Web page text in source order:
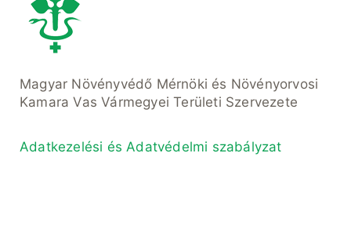
Magyar Növényvédő Mérnöki és Növényorvosi
Kamara Vas Vármegyei Területi Szervezete
Adatkezelési és Adatvédelmi szabályzat